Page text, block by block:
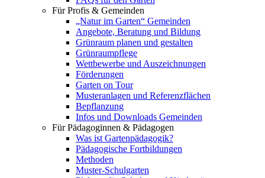
Für Profis & Gemeinden
„Natur im Garten“ Gemeinden
Angebote, Beratung und Bildung
Grünraum planen und gestalten
Grünraumpflege
Wettbewerbe und Auszeichnungen
Förderungen
Garten on Tour
Musteranlagen und Referenzflächen
Bepflanzung
Infos und Downloads Gemeinden
Für Pädagoginnen & Pädagogen
Was ist Gartenpädagogik?
Pädagogische Fortbildungen
Methoden
Muster-Schulgarten